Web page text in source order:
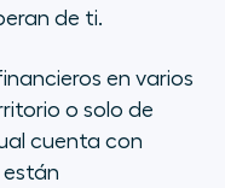
de ti.
en varios
o solo de
cuenta con